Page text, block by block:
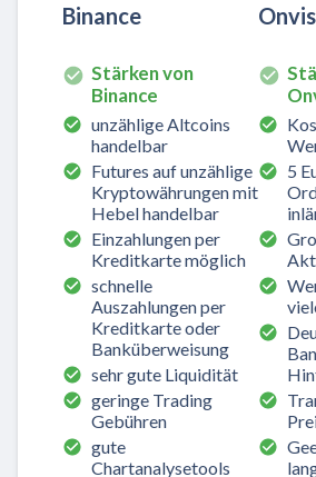
Binance
Stärken von
Binance
unzählige Altcoins
handelbar
Futures auf unzählige
Kryptowährungen mit
Hebel handelbar
Einzahlungen per
Kreditkarte möglich
schnelle
Auszahlungen per
Kreditkarte oder
Banküberweisung
sehr gute Liquidität
geringe Trading
Gebühren
gute
Chartanalysetools
5